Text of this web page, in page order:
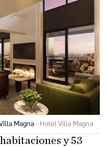
Magna Hotel Villa Magna
y 53